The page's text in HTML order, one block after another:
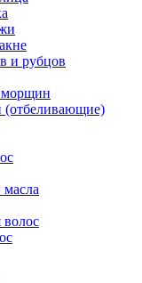
и рубцов
морщин
(отбеливающие)
волос